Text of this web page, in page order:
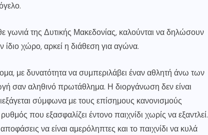
γωνιά της Δυτικής Μακεδονίας, καλούνται να δηλώσουν
ίδιο χώρο, αρκεί η διάθεση για αγώνα.
με δυνατότητα να συμπεριλάβει έναν αθλητή άνω των
σαν αληθινό πρωτάθλημα. Η διοργάνωση δεν είναι
σύμφωνα με τους επίσημους κανονισμούς
που εξασφαλίζει έντονο παιχνίδι χωρίς να εξαντλεί.
να είναι αμερόληπτες και το παιχνίδι να κυλά